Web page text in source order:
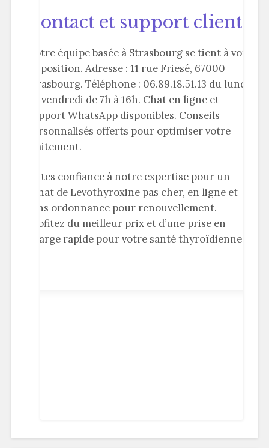
Contact et support client
Notre équipe basée à Strasbourg se tient à votre
disposition. Adresse : 11 rue Friesé, 67000
Strasbourg. Téléphone : 06.89.18.51.13 du lundi
au vendredi de 7h à 16h. Chat en ligne et
support WhatsApp disponibles. Conseils
personnalisés offerts pour optimiser votre
traitement.
Faites confiance à notre expertise pour un
achat de Levothyroxine pas cher, en ligne et
sans ordonnance pour renouvellement.
Profitez du meilleur prix et d’une prise en
charge rapide pour votre santé thyroïdienne.